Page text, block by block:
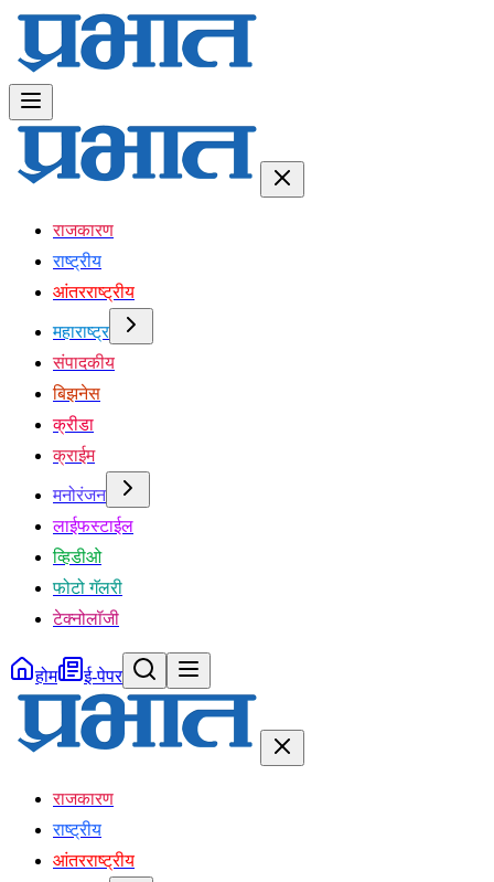
राजकारण
राष्ट्रीय
आंतरराष्ट्रीय
महाराष्ट्र
संपादकीय
बिझनेस
क्रीडा
क्राईम
मनोरंजन
लाईफस्टाईल
व्हिडीओ
फोटो गॅलरी
टेक्नोलॉजी
होम ई-पेपर
राजकारण
राष्ट्रीय
आंतरराष्ट्रीय